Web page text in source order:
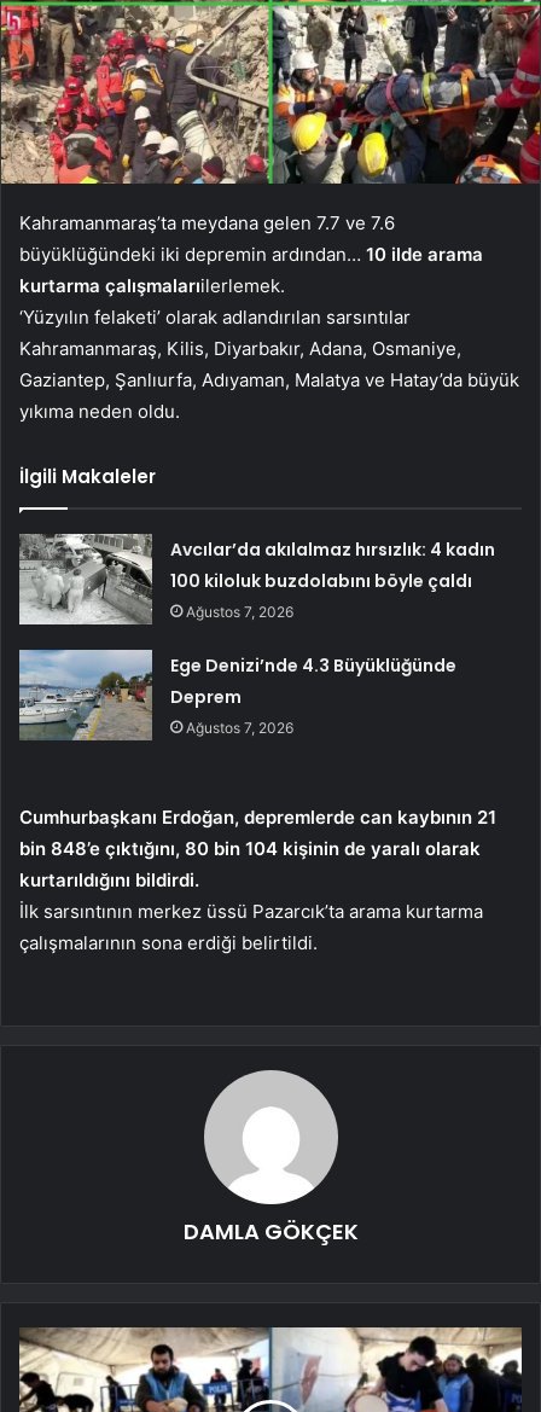
Kahramanmaraş’ta meydana gelen 7.7 ve 7.6
büyüklüğündeki iki depremin ardından… 10 ilde arama
kurtarma çalışmalarıilerlemek.
‘Yüzyılın felaketi’ olarak adlandırılan sarsıntılar
Kahramanmaraş, Kilis, Diyarbakır, Adana, Osmaniye,
Gaziantep, Şanlıurfa, Adıyaman, Malatya ve Hatay’da büyük
yıkıma neden oldu.
İlgili Makaleler
Avcılar’da akılalmaz hırsızlık: 4 kadın
100 kiloluk buzdolabını böyle çaldı
Ağustos 7, 2026
Ege Denizi’nde 4.3 Büyüklüğünde
Deprem
Ağustos 7, 2026
Cumhurbaşkanı Erdoğan, depremlerde can kaybının 21
bin 848’e çıktığını, 80 bin 104 kişinin de yaralı olarak
kurtarıldığını bildirdi.
İlk sarsıntının merkez üssü Pazarcık’ta arama kurtarma
çalışmalarının sona erdiği belirtildi.
DAMLA GÖKÇEK